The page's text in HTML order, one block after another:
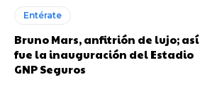
Entérate
Bruno Mars, anfitrión de lujo; así
fue la inauguración del Estadio
GNP Seguros